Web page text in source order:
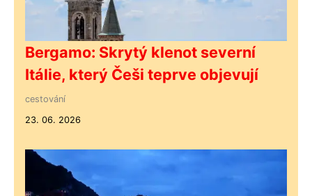
Bergamo: Skrytý klenot severní
Itálie, který Češi teprve objevují
cestování
23. 06. 2026